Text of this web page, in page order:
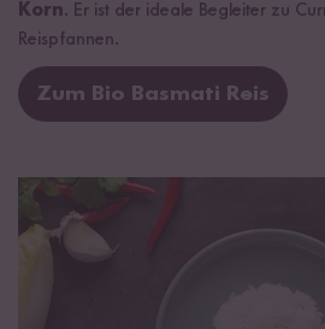
Korn. Er ist der ideale Begleiter zu
Reispfannen.
Zum Bio Basmati Reis